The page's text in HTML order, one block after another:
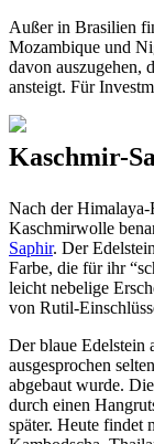
Außer in Brasilien
Mozambique und
davon auszugehen,
ansteigt. Für
Kaschmir-
Nach der
Kaschmirwolle
Saphir. Der
Farbe, die für ihr
leicht nebelige
von Rutil-
Der blaue Edelstein
ausgesprochen
abgebaut wurde.
durch einen
später. Heute findet